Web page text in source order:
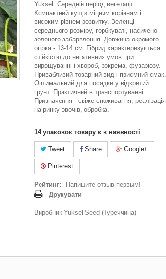
Yuksel. Середній період вегетації.
Компактний кущ з міцним корінням і
високим рівнем розвитку. Зеленці
середнього розміру, горбкуваті, насичено-
зеленого забарвлення. Довжина окремого
огірка - 13-14 см. Гібрид характеризується
стійкістю до негативних умов при
вирощуванні і хвороб, зокрема, фузаріозу.
Привабливий товарний вид і приємний смак.
Оптимальний для посадки у відкритий
грунт. Практичний в транспортуванні.
Призначення - свіже споживання, реалізація
на ринку овочів, обробка.
14 упаковок товару є в наявності
Tweet Share Google+
Pinterest
Рейтинг:
Напишите отзыв первым!
Друкувати
Виробник Yuksel Seed (Туреччина)